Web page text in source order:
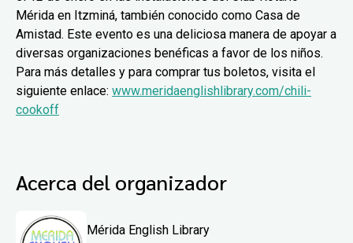
Mérida en Itzminá, también conocido como Casa de
Amistad. Este evento es una deliciosa manera de apoyar a
diversas organizaciones benéficas a favor de los niños.
Para más detalles y para comprar tus boletos, visita el
siguiente enlace: www.meridaenglishlibrary.com/chili-
cookoff
Acerca del organizador
Mérida English Library